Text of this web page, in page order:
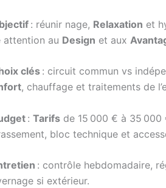
: réunir nage, Relaxation et
attention au Design et aux
clés : circuit commun vs
, chauffage et traitements de
: Tarifs de 15 000 € à 35
bloc technique et
: contrôle hebdomadaire,
si extérieur.